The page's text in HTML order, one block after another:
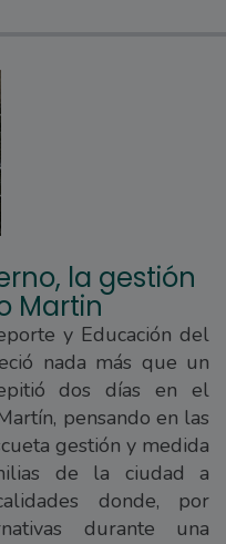
la gestión
Martin
y Educación del
nada más que un
dos días en el
pensando en las
gestión y medida
de la ciudad a
donde, por
durante una